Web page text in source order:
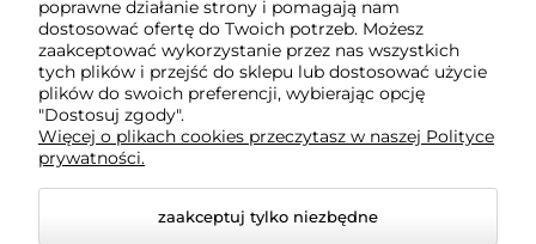
Moje konto
Płatność i dostawa
poprawne działanie strony i pomagają nam
dostosować ofertę do Twoich potrzeb. Możesz
zaakceptować wykorzystanie przez nas wszystkich
tych plików i przejść do sklepu lub dostosować użycie
plików do swoich preferencji, wybierając opcję
"Dostosuj zgody".
Więcej o plikach cookies przeczytasz w naszej Polityce
prywatności.
zaakceptuj tylko niezbędne